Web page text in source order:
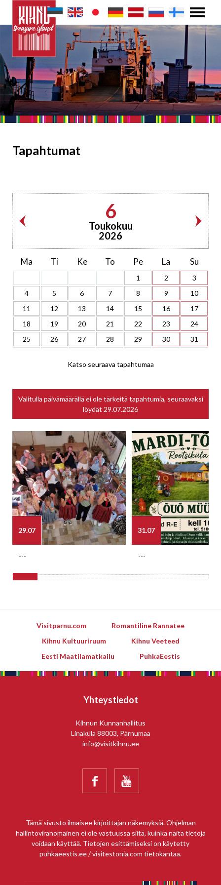
Tapahtumat
6
Toukokuu
2026
Ma Ti Ke To Pe La Su
1 2
3
4
5 6 7 8 9
10
11
12 13 14 15 16
17
18
19 20 21 22 23
24
25
26 27 28 29 30 31
Katso seuraava tapahtumaa
Valitulla päivämäärällä ei ole tärkeitä tapahtumia, seuraavaksi
löydät 29.07.2026
29.07
---
31.07
---
Visitparnu.com
Romantiline Rannatee
Kihnu Kultuuriruum
Kihnu Veeteed
Eesti Maatilamatkailu
PuhkaEestis
Yhteystiedot
Kihnun Kunnanhallitus
Linaküla 88003, Pärnumaa
info@visitkihnu.ee
 
Tämä sivusto ilmaisee kirjoittajan näkemyksiä. Ohjelman
hallintoviranomainen ei ole vastuussa siitä, kuinka näitä tietoja
voidaan käyttää. Tietojen esittämiseksi on käytetty
puhkaeestis.ee / visitestonia.com tietokantaa.